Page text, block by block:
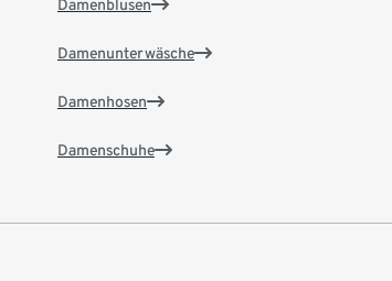
Damenblusen
Damenunterwäsche
Damenhosen
Damenschuhe